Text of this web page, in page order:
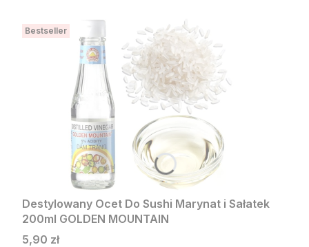
Bestseller
Destylowany Ocet Do Sushi Marynat i Sałatek
200ml GOLDEN MOUNTAIN
Cena
5,90 zł